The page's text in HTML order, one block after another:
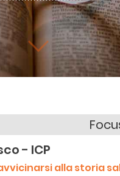
- ICP
alla storia